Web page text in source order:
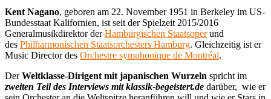
X
Kent Nagano, geboren am 22. November 1951 in Berkeley im US-
Bundesstaat Kalifornien, ist seit der Spielzeit 2015/2016
Generalmusikdirektor derHamburgischen Staatsoperund
des Philharmonischen Staatsorchesters Hamburg. Gleichzeitig ist er
Music Director des Orchestre symphonique de Montréal.
DerWeltklasse-Dirigent mit japanischen Wurzeln spricht im
zweiten Teil des Interviews mit klassik-begeistert.de darüber, wie er